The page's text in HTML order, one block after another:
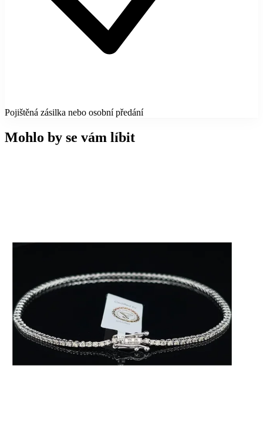
Pojištěná zásilka nebo osobní předání
Mohlo by se vám líbit